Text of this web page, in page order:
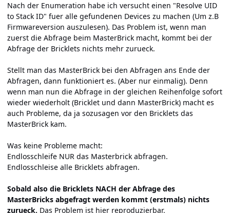
Nach der Enumeration habe ich versucht einen "Resolve UID
to Stack ID" fuer alle gefundenen Devices zu machen (Um z.B
Firmwareversion auszulesen). Das Problem ist, wenn man
zuerst die Abfrage beim MasterBrick macht, kommt bei der
Abfrage der Bricklets nichts mehr zurueck.
Stellt man das MasterBrick bei den Abfragen ans Ende der
Abfragen, dann funktioniert es. (Aber nur einmalig). Denn
wenn man nun die Abfrage in der gleichen Reihenfolge sofort
wieder wiederholt (Bricklet und dann MasterBrick) macht es
auch Probleme, da ja sozusagen vor den Bricklets das
MasterBrick kam.
Was keine Probleme macht:
Endlosschleife NUR das Masterbrick abfragen.
Endlosschleise alle Bricklets abfragen.
Sobald also die Bricklets NACH der Abfrage des
MasterBricks abgefragt werden kommt (erstmals) nichts
zurueck. Das Problem ist hier reproduzierbar.